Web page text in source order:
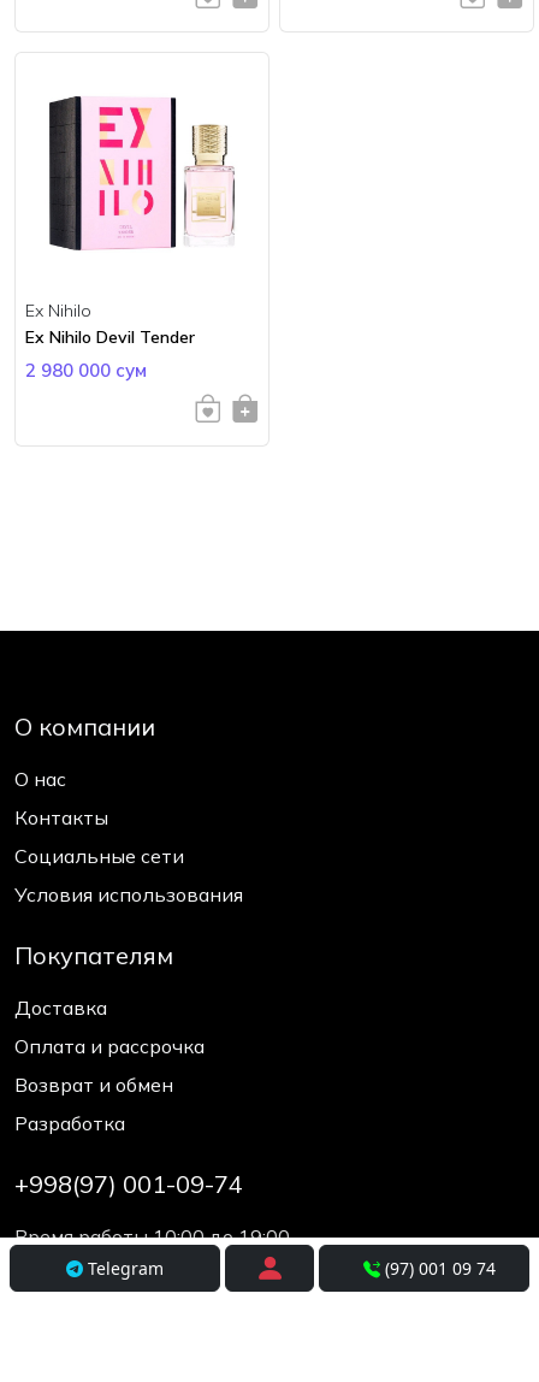
Ex Nihilo
Ex Nihilo Devil Tender
2 980 000 сум
О компании
О нас
Контакты
Социальные сети
Условия использования
Покупателям
Доставка
Оплата и рассрочка
Возврат и обмен
Разработка
+998(97) 001-09-74
Время работы 10:00 до 19:00
Telegram (97) 001 09 74